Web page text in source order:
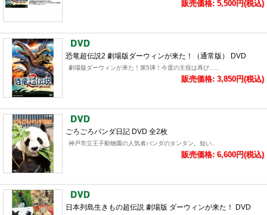
販売価格: 5,500円(税込)
恐竜超伝説2 劇場版ダーウィンが来た！（通常版） DVD
劇場版ダーウィンが来た！第5弾！今度の主役は再び…..
販売価格: 3,850円(税込)
ごろごろパンダ日記 DVD 全2枚
神戸市立王子動物園の人気者パンダのタンタン。短い..
販売価格: 6,600円(税込)
日本列島生きもの超伝説 劇場版 ダーウィンが来た！ DVD